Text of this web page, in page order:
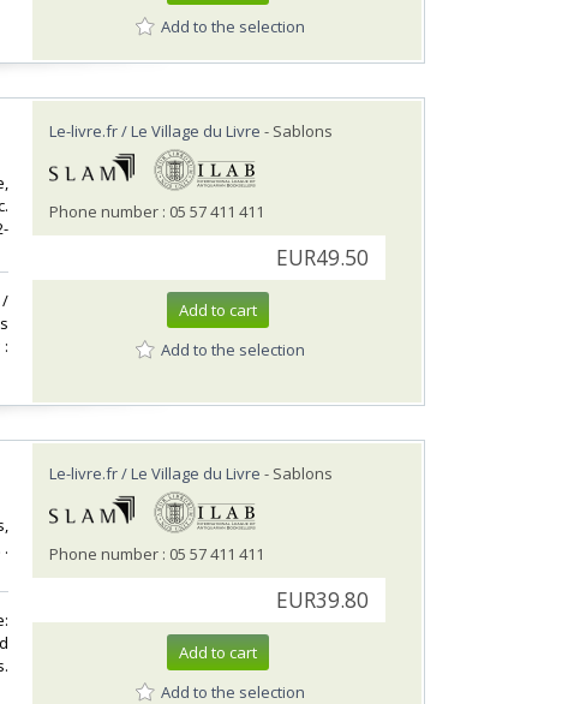
Add to the selection
/
Le-livre.fr / Le Village du Livre - Sablons
Phone number : 05 57 411 411
EUR49.50
Add to cart
Add to the selection
Le-livre.fr / Le Village du Livre - Sablons
Phone number : 05 57 411 411
EUR39.80
Add to cart
Add to the selection